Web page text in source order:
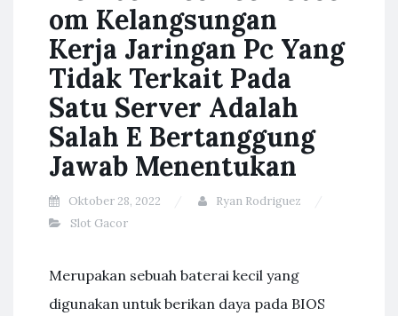
om Kelangsungan
Kerja Jaringan Pc Yang
Tidak Terkait Pada
Satu Server Adalah
Salah E Bertanggung
Jawab Menentukan
Oktober 28, 2022
Ryan Rodriguez
Slot Gacor
Merupakan sebuah baterai kecil yang
digunakan untuk berikan daya pada BIOS